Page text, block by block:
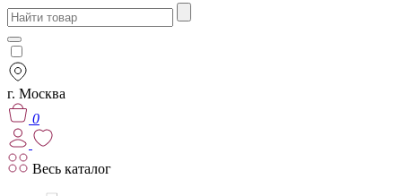
г. Москва
0
Весь каталог